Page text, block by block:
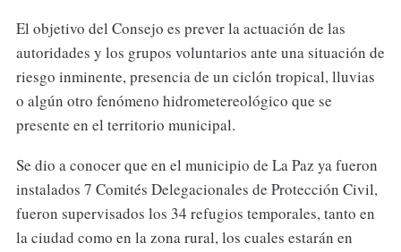
El objetivo del Consejo es prever la actuación de las
autoridades y los grupos voluntarios ante una situación de
riesgo inminente, presencia de un ciclón tropical, lluvias
o algún otro fenómeno hidrometereológico que se
presente en el territorio municipal.
Se dio a conocer que en el municipio de La Paz ya fueron
instalados 7 Comités Delegacionales de Protección Civil,
fueron supervisados los 34 refugios temporales, tanto en
la ciudad como en la zona rural, los cuales estarán en